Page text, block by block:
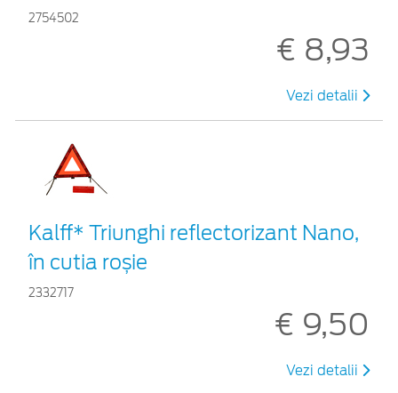
2754502
€ 8,93
Vezi detalii
Kalff* Triunghi reflectorizant Nano,
în cutia roșie
2332717
€ 9,50
Vezi detalii